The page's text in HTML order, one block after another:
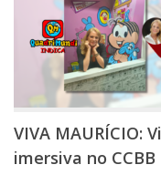
VIVA MAURÍCIO:
imersiva no CCBB